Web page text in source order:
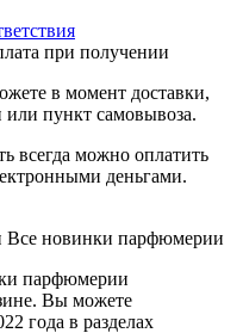
при получении
в момент доставки,
или пункт самовывоза.
всегда можно оплатить
деньгами.
Все новинки парфюмерии
парфюмерии
Вы можете
года в разделах